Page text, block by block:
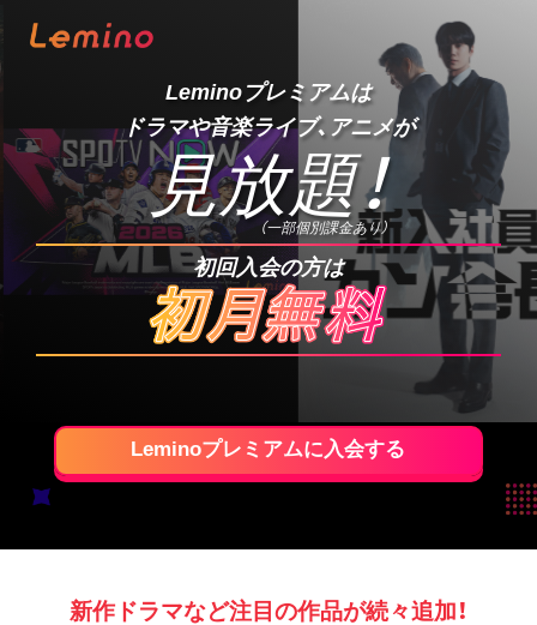
Leminoプレミアムは
ドラマや音楽ライブ、アニメが
見放題！
（一部個別課金あり）
初回入会の方は
Leminoプレミアムに入会する
新作ドラマなど注目の作品が続々追加！